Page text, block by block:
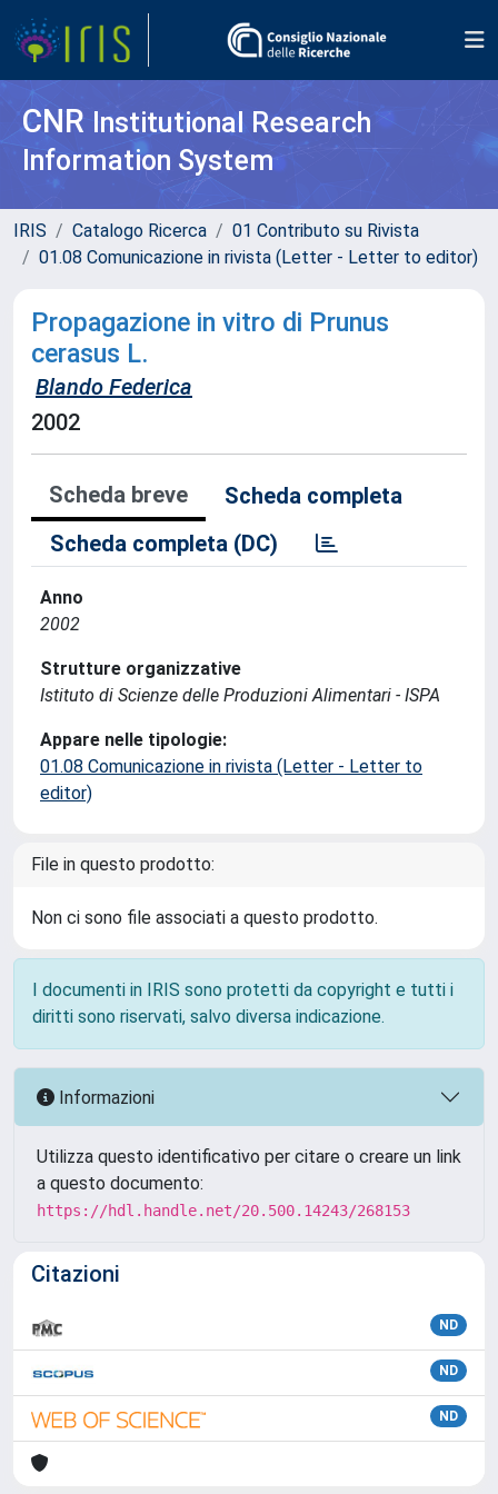
CNR Institutional Research
Information System
IRIS Catalogo Ricerca
01 Contributo su Rivista
01.08 Comunicazione in rivista (Letter - Letter to editor)
Propagazione in vitro di Prunus
cerasus L.
Blando Federica
2002
Scheda breve
Scheda completa
Scheda completa (DC)
Anno
2002
Strutture organizzative
Istituto di Scienze delle Produzioni Alimentari - ISPA
Appare nelle tipologie:
01.08 Comunicazione in rivista (Letter - Letter to
editor)
File in questo prodotto:
Non ci sono file associati a questo prodotto.
I documenti in IRIS sono protetti da copyright e tutti i
diritti sono riservati, salvo diversa indicazione.
Informazioni
Utilizza questo identificativo per citare o creare un link
a questo documento:
https://hdl.handle.net/20.500.14243/268153
Citazioni
ND
ND
ND